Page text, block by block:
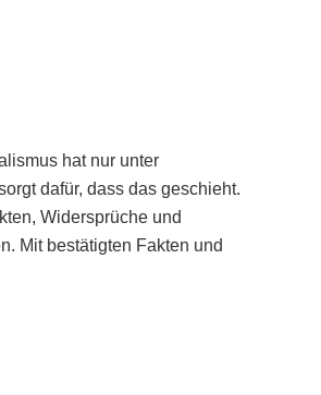
hat nur unter
dafür, dass das geschieht.
Widersprüche und
Mit bestätigten Fakten und